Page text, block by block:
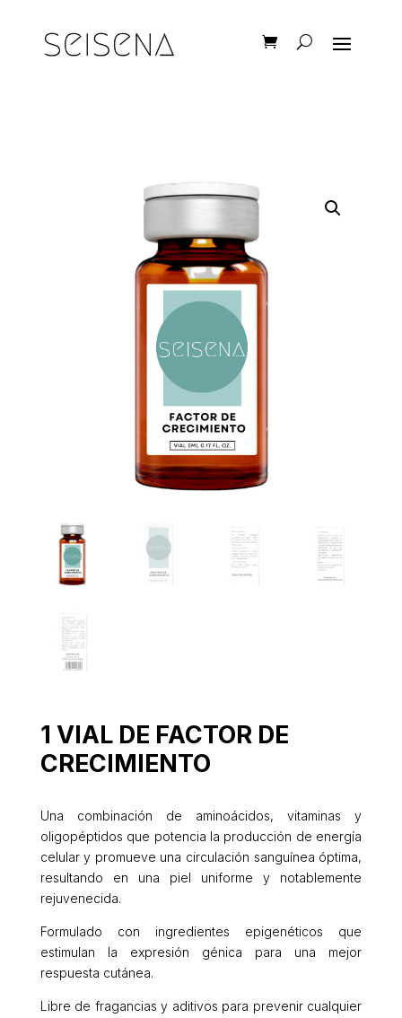
1 VIAL DE FACTOR DE
CRECIMIENTO
Una combinación de aminoácidos, vitaminas y
oligopéptidos que potencia la producción de energía
celular y promueve una circulación sanguínea óptima,
resultando en una piel uniforme y notablemente
rejuvenecida.
Formulado con ingredientes epigenéticos que
estimulan la expresión génica para una mejor
respuesta cutánea.
Libre de fragancias y aditivos para prevenir cualquier